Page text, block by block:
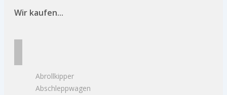
Wir kaufen...
Abrollkipper
Abschleppwagen